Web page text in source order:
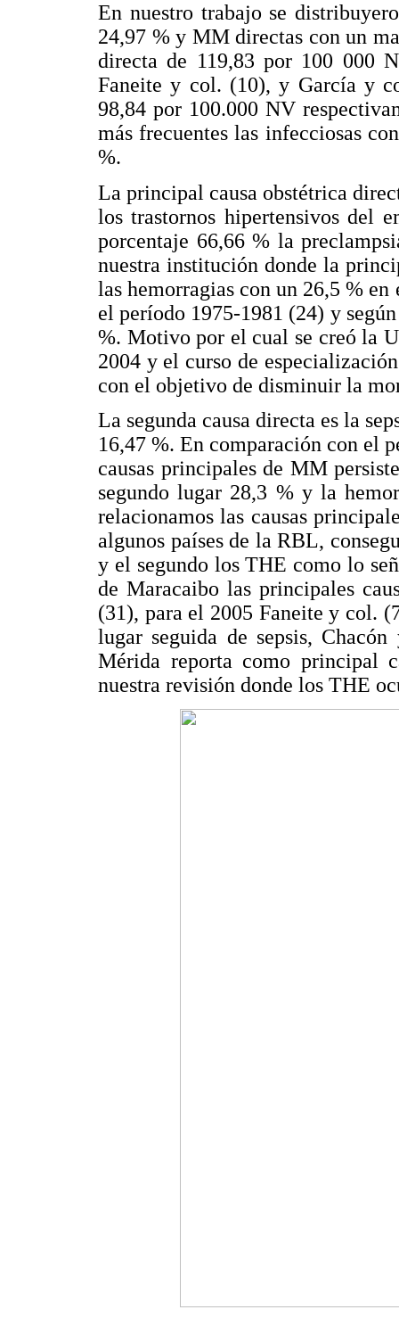
En nuestro trabajo se
24,97 % y MM directas con un
directa de 119,83 por 100 000
Faneite y col. (10), y García y
98,84 por 100.000 NV
más frecuentes las infecciosas
%.
La principal causa obstétrica
los trastornos hipertensivos del
porcentaje 66,66 % la
nuestra institución donde la
las hemorragias con un 26,5 %
el período 1975-1981 (24) y
%. Motivo por el cual se creó la
2004 y el curso de
con el objetivo de disminuir la
La segunda causa directa es la
16,47 %. En comparación con el
causas principales de MM
segundo lugar 28,3 % y la
relacionamos las causas
algunos países de la RBL,
y el segundo los THE como lo
de Maracaibo las principales
(31), para el 2005 Faneite y col.
lugar seguida de sepsis,
Mérida reporta como principal
nuestra revisión donde los THE